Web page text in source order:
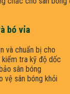
bó vỉa
và chuẩn bị cho
tra kỹ độ dốc
sân bóng
vệ sân bóng khỏi